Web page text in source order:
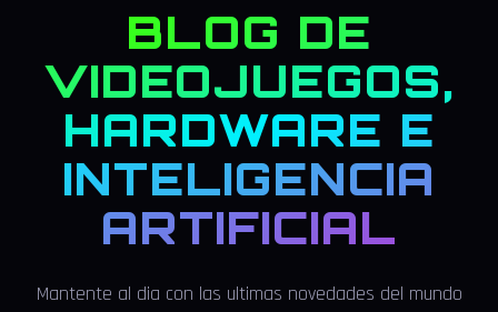
BLOG DE
VIDEOJUEGOS,
HARDWARE E
INTELIGENCIA
ARTIFICIAL
Mantente al dia con las ultimas novedades del mundo